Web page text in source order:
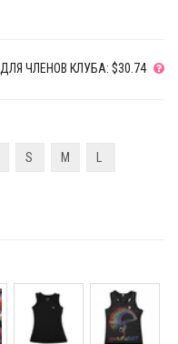
ДЛЯ ЧЛЕНОВ КЛУБА: $30.74
S M